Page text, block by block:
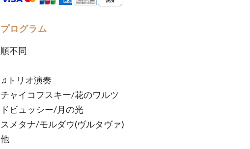
プログラム
順不同
♫トリオ演奏
チャイコフスキー/花のワルツ
ドビュッシー/月の光
スメタナ/モルダウ(ヴルタヴァ)
他